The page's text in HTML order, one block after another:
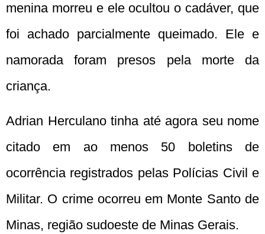
menina morreu e ele ocultou o cadáver, que
foi achado parcialmente queimado. Ele e
namorada foram presos pela morte da
criança.
Adrian Herculano tinha até agora seu nome
citado em ao menos 50 boletins de
ocorrência registrados pelas Polícias Civil e
Militar. O crime ocorreu em Monte Santo de
Minas, região sudoeste de Minas Gerais.